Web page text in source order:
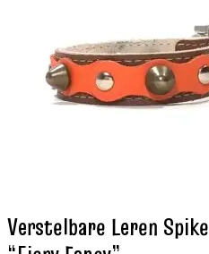
Verstelbare Leren